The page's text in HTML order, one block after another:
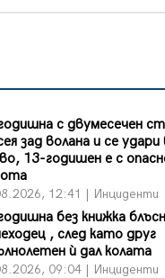
с двумесечен
зад волана и се удари
13-годишен е с
12:41 | Инциденти
без книжка
, след като друг
ѝ дал колата
09:04 | Инциденти